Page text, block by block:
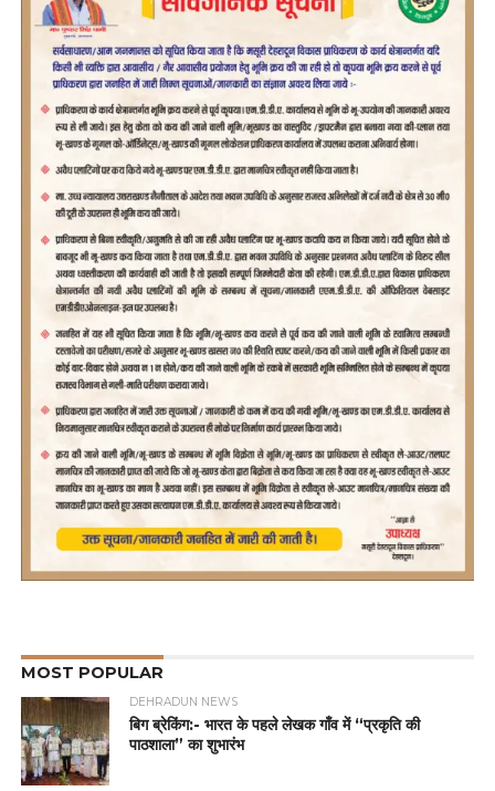
MOST POPULAR
DEHRADUN NEWS
बिग ब्रेकिंग:- भारत के पहले लेखक गाँव में “प्रकृति की
पाठशाला” का शुभारंभ